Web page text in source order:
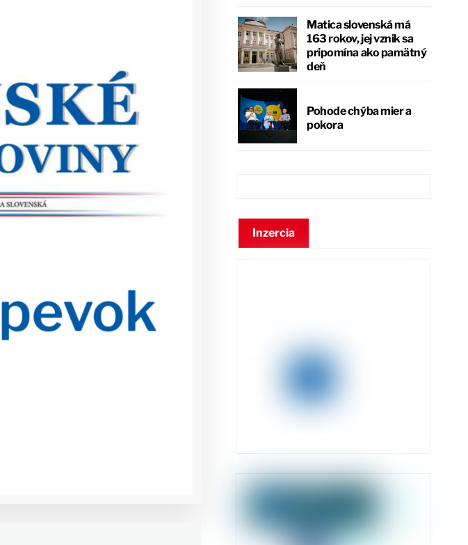
Matica slovenská má
163 rokov, jej vznik sa
pripomína ako pamätný
deň
Pohode chýba mier a
pokora
Inzercia